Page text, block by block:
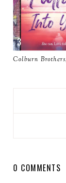
Colburn
0 COMMENTS